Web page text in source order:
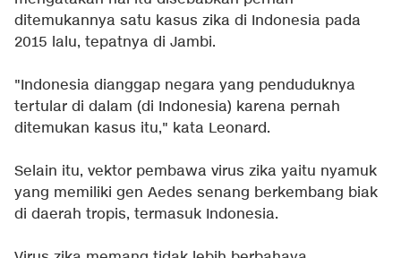
ditemukannya satu kasus zika di Indonesia pada
2015 lalu, tepatnya di Jambi.
"Indonesia dianggap negara yang penduduknya
tertular di dalam (di Indonesia) karena pernah
ditemukan kasus itu," kata Leonard.
Selain itu, vektor pembawa virus zika yaitu nyamuk
yang memiliki gen Aedes senang berkembang biak
di daerah tropis, termasuk Indonesia.